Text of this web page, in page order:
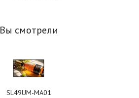
Вы смотрели
SL49UM-MA01